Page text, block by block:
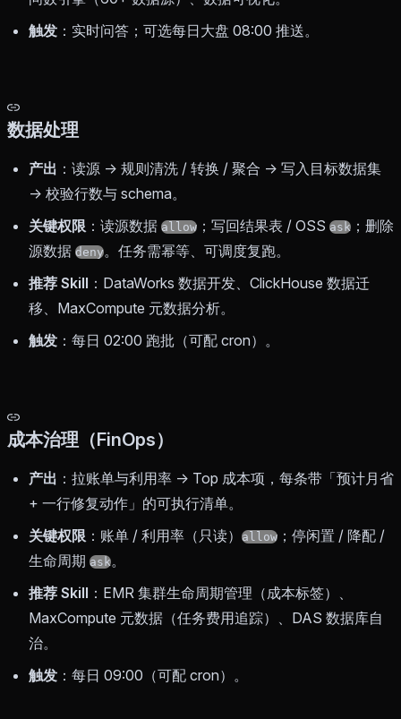
触发 ：实时问答；可选每日大盘 08:00 推送。
数据处理
产出 ：读源 → 规则清洗 / 转换 / 聚合 → 写入目标数据集
→ 校验行数与 schema。
关键权限 ：读源数据 allow ；写回结果表 / OSS ask ；删除
源数据 deny。任务需幂等、可调度复跑。
推荐 Skill ：DataWorks 数据开发、ClickHouse 数据迁
移、MaxCompute 元数据分析。
触发 ：每日 02:00 跑批（可配 cron）。
成本治理（FinOps）
产出 ：拉账单与利用率 → Top 成本项，每条带「预计月省
+ 一行修复动作」的可执行清单。
关键权限 ：账单 / 利用率（只读） allow ；停闲置 / 降配 /
生命周期 ask。
推荐 Skill ：EMR 集群生命周期管理（成本标签）、
MaxCompute 元数据（任务费用追踪）、DAS 数据库自
治。
触发 ：每日 09:00（可配 cron）。